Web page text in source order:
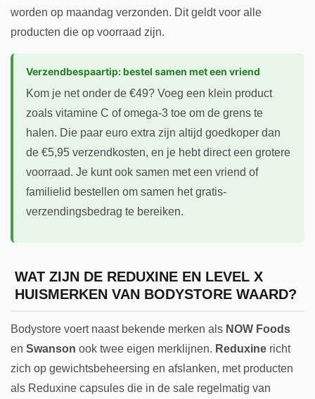
worden op maandag verzonden. Dit geldt voor alle
producten die op voorraad zijn.
Verzendbespaartip: bestel samen met een vriend
Kom je net onder de €49? Voeg een klein product
zoals vitamine C of omega-3 toe om de grens te
halen. Die paar euro extra zijn altijd goedkoper dan
de €5,95 verzendkosten, en je hebt direct een grotere
voorraad. Je kunt ook samen met een vriend of
familielid bestellen om samen het gratis-
verzendingsbedrag te bereiken.
WAT ZIJN DE REDUXINE EN LEVEL X
HUISMERKEN VAN BODYSTORE WAARD?
Bodystore voert naast bekende merken als NOW Foods
en Swanson ook twee eigen merklijnen. Reduxine richt
zich op gewichtsbeheersing en afslanken, met producten
als Reduxine capsules die in de sale regelmatig van